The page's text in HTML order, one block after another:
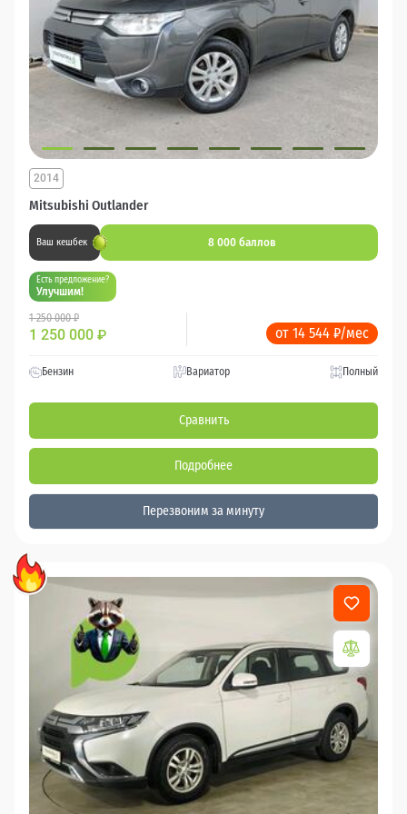
Mitsubishi Outlander
2014
Ваш кешбек 8 000 баллов
Есть предложение?
Улучшим!
1 250 000 ₽
1 250 000 ₽ от 14 544 ₽/мес
Бензин Вариатор Полный
Сравнить
Подробнее
Перезвоним за минуту